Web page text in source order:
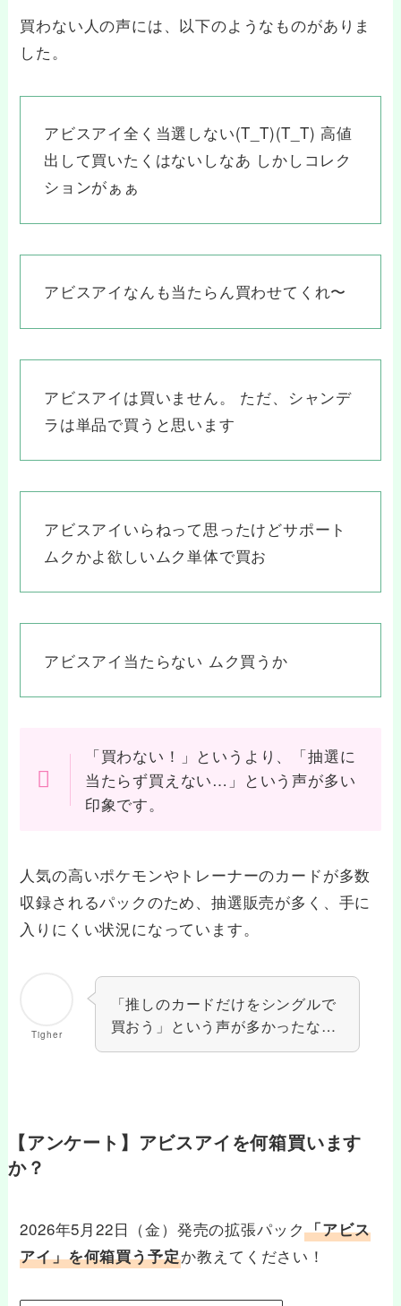
買わない人の声には、以下のようなものがありま
した。
アビスアイ全く当選しない(T_T)(T_T) 高値
出して買いたくはないしなあ しかしコレク
ションがぁぁ
アビスアイなんも当たらん買わせてくれ〜
アビスアイは買いません。 ただ、シャンデ
ラは単品で買うと思います
アビスアイいらねって思ったけどサポート
ムクかよ欲しいムク単体で買お
アビスアイ当たらない ムク買うか
「買わない！」というより、「抽選に
当たらず買えない…」という声が多い
印象です。
人気の高いポケモンやトレーナーのカードが多数
収録されるパックのため、抽選販売が多く、手に
入りにくい状況になっています。
Tigher
「推しのカードだけをシングルで
買おう」という声が多かったな…
【アンケート】アビスアイを何箱買います
か？
2026年5月22日（金）発売の拡張パック「アビス
アイ」を何箱買う予定か教えてください！